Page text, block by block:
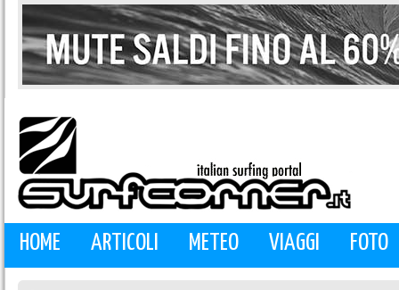
HOME ARTICOLI METEO VIAGGI FOTO